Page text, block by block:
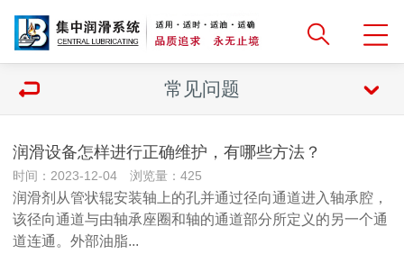
常见问题
润滑设备怎样进行正确维护，有哪些方法？
时间：2023-12-04 浏览量：425
润滑剂从管状辊安装轴上的孔并通过径向通道进入轴承腔，
该径向通道与由轴承座圈和轴的通道部分所定义的另一个通
道连通。外部油脂...